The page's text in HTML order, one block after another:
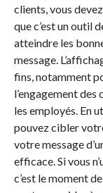
clients, vous
que c’est un outil
atteindre les
message.
fins, notamment
l’engagement
les employés. En
pouvez cibler
votre message
efficace. Si vous
c’est le moment